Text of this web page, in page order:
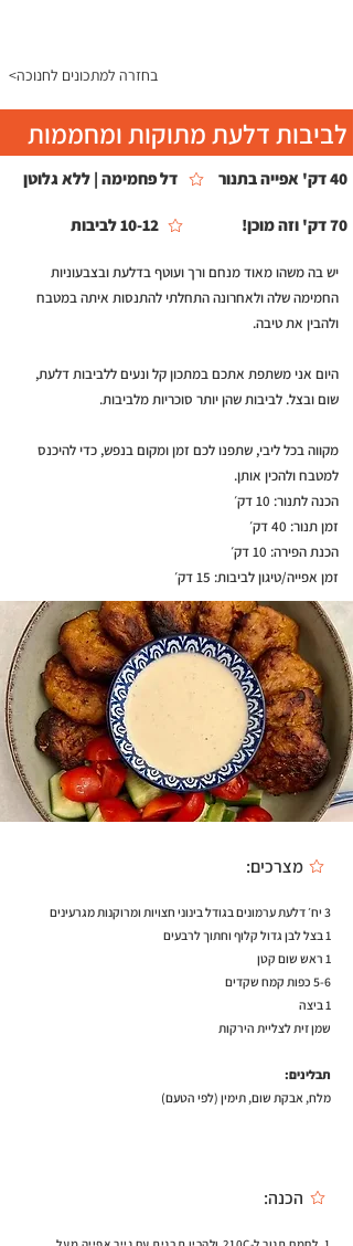
<בחזרה למתכונים לחנוכה
דל פחמימה | ללא גלוטן 40 דק' אפייה בתנור
70 דק' וזה מוכן! 10-12 לביבות
לביבות דלעת מתוקות ומחממות
יש בה משהו מאוד מנחם ורך ועוטף בדלעת ובצבעוניות
החמימה שלה ולאחרונה התחלתי להתנסות איתה במטבח
ולהבין את טיבה.
היום אני משתפת אתכם במתכון קל ונעים ללביבות דלעת,
שום ובצל. לביבות שהן יותר סוכריות מלביבות.
מקווה בכל ליבי, שתפנו לכם זמן ומקום בנפש, כדי להיכנס
למטבח ולהכין אותן.
הכנה לתנור: 10 דק׳
זמן תנור: 40 דק׳
הכנת הפירה: 10 דק׳
זמן אפייה/טיגון לביבות: 15 דק׳
מצרכים:
3 יח׳ דלעת ערמונים בגודל בינוני חצויות ומרוקנות מגרעינים
1 בצל לבן גדול קלוף וחתוך לרבעים
1 ראש שום קטן
5-6 כפות קמח שקדים
1 ביצה
שמן זית לצליית הירקות
תבלינים:
מלח, אבקת שום, תימין (לפי הטעם)
הכנה: